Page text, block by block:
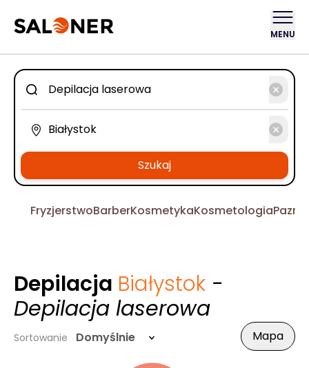
MENU
Szukaj
FryzjerstwoBarberKosmetykaKosmetologia
Depilacja Białystok -
Depilacja laserowa
Sortowanie Domyślnie Mapa